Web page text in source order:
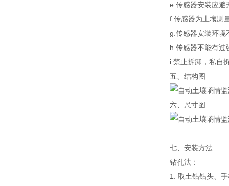
e.传感器安装应避
f.传感器为土壤测
g.传感器安装环境
h.传感器不能有过
i.禁止拆卸，私自
五、结构图
六、尺寸图
七、安装方法
钻孔法：
1. 取土钻钻头、